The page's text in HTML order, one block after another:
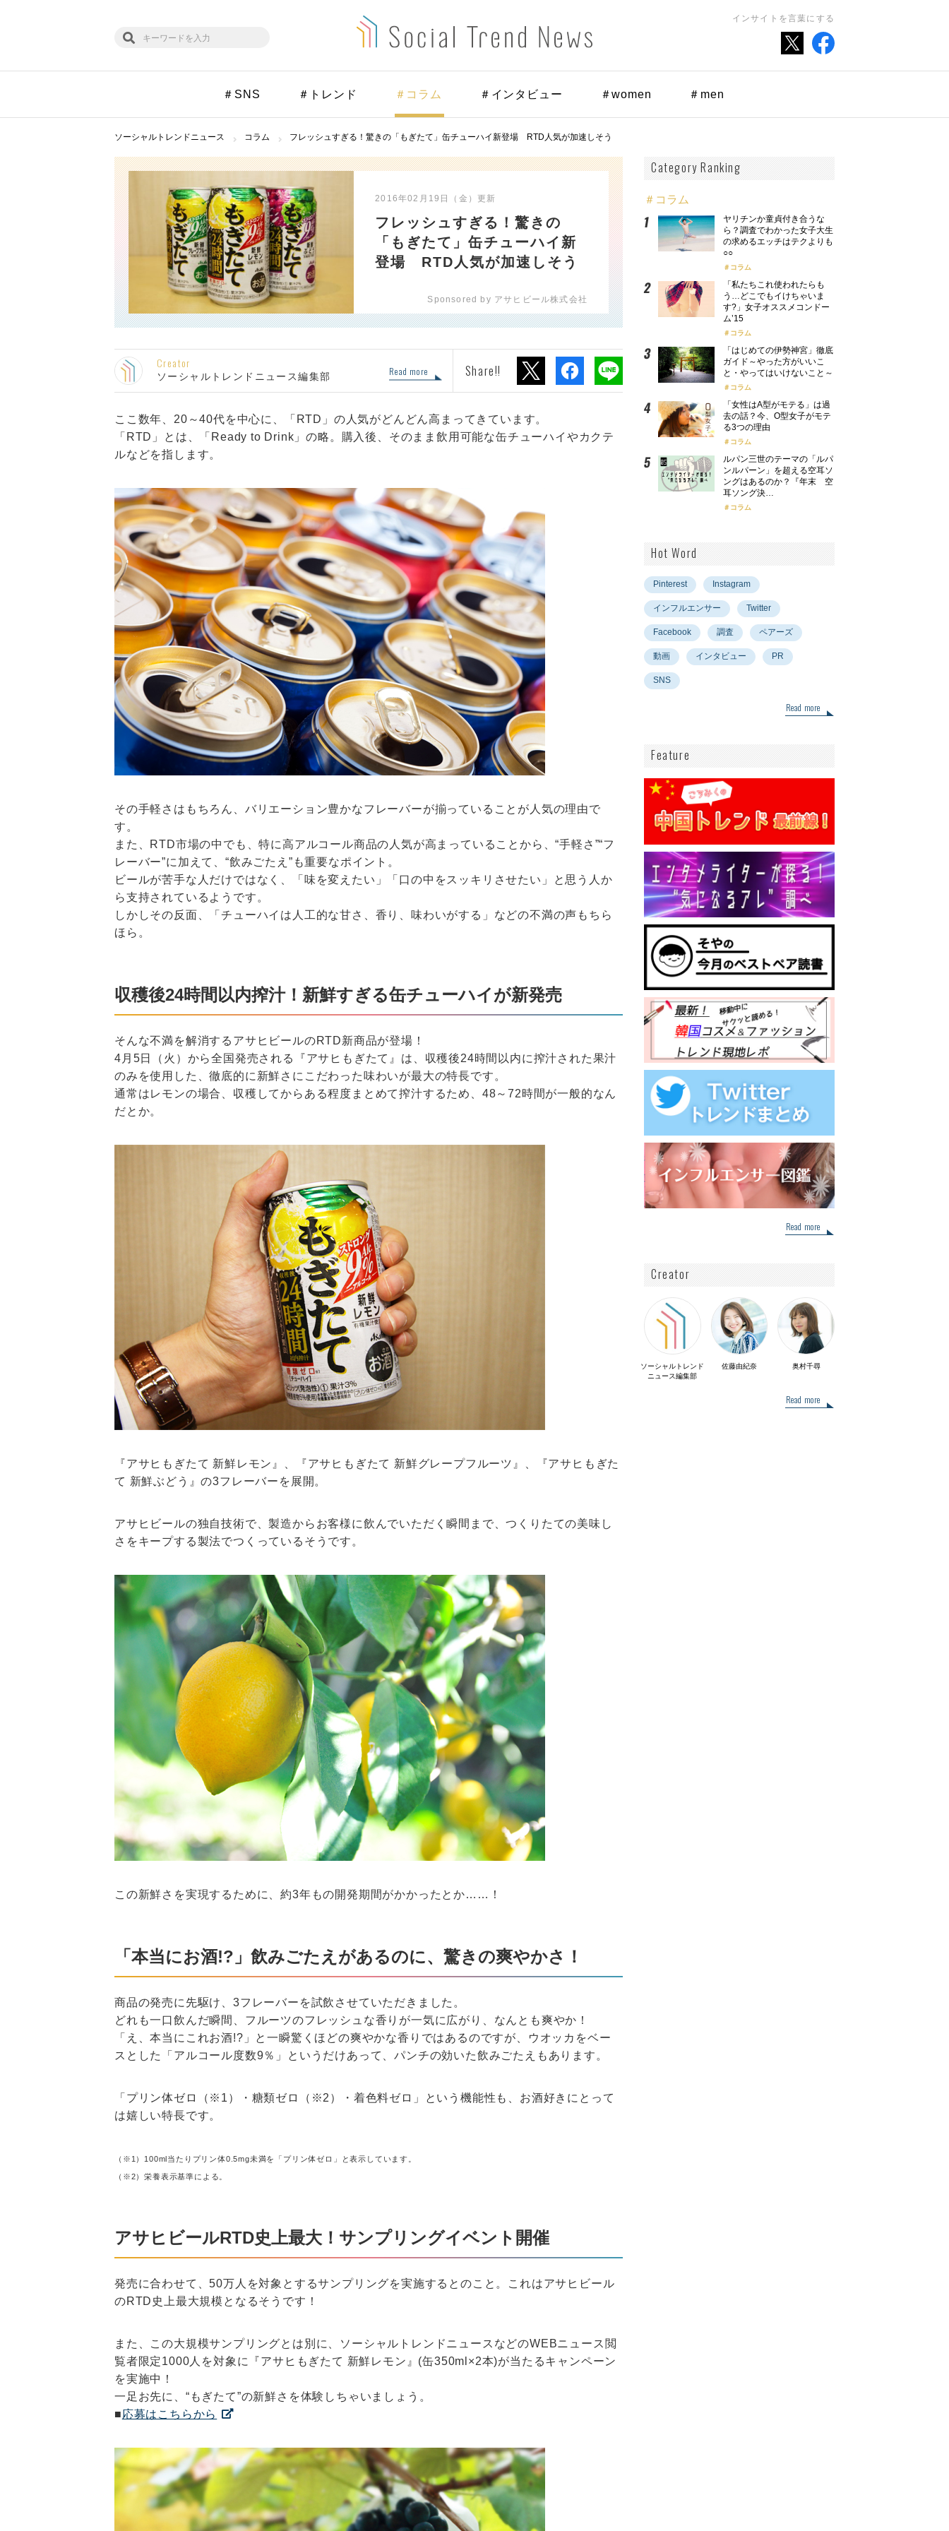
インサイトを言葉にする
＃SNS ＃トレンド ＃コラム ＃インタビュー ＃women ＃men
ソーシャルトレンドニュース コラム フレッシュすぎる！驚きの「もぎたて」缶チューハイ新登場 RTD人気が加速しそう
2016年02月19日（金）更新
フレッシュすぎる！驚きの
「もぎたて」缶チューハイ新
登場 RTD人気が加速しそう
Sponsored by アサヒビール株式会社
Creator
ソーシャルトレンドニュース編集部 Read more Share!!
ここ数年、20～40代を中心に、「RTD」の人気がどんどん高まってきています。
「RTD」とは、「Ready to Drink」の略。購入後、そのまま飲用可能な缶チューハイやカクテ
ルなどを指します。
その手軽さはもちろん、バリエーション豊かなフレーバーが揃っていることが人気の理由で
す。
また、RTD市場の中でも、特に高アルコール商品の人気が高まっていることから、“手軽さ”“フ
レーバー”に加えて、“飲みごたえ”も重要なポイント。
ビールが苦手な人だけではなく、「味を変えたい」「口の中をスッキリさせたい」と思う人か
ら支持されているようです。
しかしその反面、「チューハイは人工的な甘さ、香り、味わいがする」などの不満の声もちら
ほら。
収穫後24時間以内搾汁！新鮮すぎる缶チューハイが新発売
そんな不満を解消するアサヒビールのRTD新商品が登場！
4月5日（火）から全国発売される『アサヒもぎたて』は、収穫後24時間以内に搾汁された果汁
のみを使用した、徹底的に新鮮さにこだわった味わいが最大の特長です。
通常はレモンの場合、収穫してからある程度まとめて搾汁するため、48～72時間が一般的なん
だとか。
『アサヒもぎたて 新鮮レモン』、『アサヒもぎたて 新鮮グレープフルーツ』、『アサヒもぎた
て 新鮮ぶどう』の3フレーバーを展開。
アサヒビールの独自技術で、製造からお客様に飲んでいただく瞬間まで、つくりたての美味し
さをキープする製法でつくっているそうです。
この新鮮さを実現するために、約3年もの開発期間がかかったとか……！
「本当にお酒!?」飲みごたえがあるのに、驚きの爽やかさ！
商品の発売に先駆け、3フレーバーを試飲させていただきました。
どれも一口飲んだ瞬間、フルーツのフレッシュな香りが一気に広がり、なんとも爽やか！
「え、本当にこれお酒!?」と一瞬驚くほどの爽やかな香りではあるのですが、ウオッカをベー
スとした「アルコール度数9％」というだけあって、パンチの効いた飲みごたえもあります。
「プリン体ゼロ（※1）・糖類ゼロ（※2）・着色料ゼロ」という機能性も、お酒好きにとって
は嬉しい特長です。
（※1）100ml当たりプリン体0.5mg未満を「プリン体ゼロ」と表示しています。
（※2）栄養表示基準による。
アサヒビールRTD史上最大！サンプリングイベント開催
発売に合わせて、50万人を対象とするサンプリングを実施するとのこと。これはアサヒビール
のRTD史上最大規模となるそうです！
また、この大規模サンプリングとは別に、ソーシャルトレンドニュースなどのWEBニュース閲
覧者限定1000人を対象に『アサヒもぎたて 新鮮レモン』(缶350ml×2本)が当たるキャンペーン
を実施中！
一足お先に、“もぎたて”の新鮮さを体験しちゃいましょう。
■応募はこちらから
Category Ranking
＃コラム
ヤリチンか童貞付き合うな
ら？調査でわかった女子大生
の求めるエッチはテクよりも
○○
コラム
「私たちこれ使われたらも
う…どこでもイけちゃいま
す?」女子オススメコンドー
ム’15
コラム
「はじめての伊勢神宮」徹底
ガイド～やった方がいいこ
と・やってはいけないこと～
コラム
「女性はA型がモテる」は過
去の話？今、O型女子がモテ
る3つの理由
コラム
ルパン三世のテーマの「ルパ
ンルパーン」を超える空耳ソ
ングはあるのか？『年末 空
耳ソング決…
コラム
Hot Word
Pinterest Instagram
インフルエンサー Twitter
Facebook 調査 ペアーズ
動画 インタビュー PR
SNS
Read more
Feature
Read more
Creator
ソーシャルトレンド
ニュース編集部
佐藤由紀奈 奥村千尋
Read more